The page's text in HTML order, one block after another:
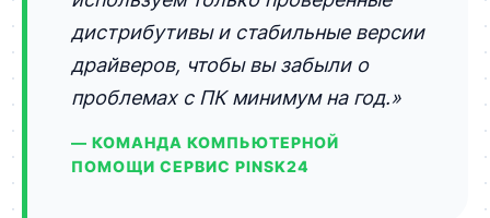
дистрибутивы и стабильные версии
драйверов, чтобы вы забыли о
проблемах с ПК минимум на год.»
— КОМАНДА КОМПЬЮТЕРНОЙ
ПОМОЩИ СЕРВИС PINSK24